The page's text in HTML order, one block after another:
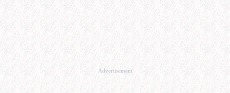
Advertisement